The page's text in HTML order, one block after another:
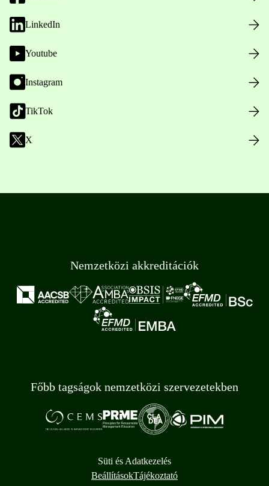
LinkedIn
Youtube
Instagram
TikTok
X
Nemzetközi akkreditációk
Főbb tagságok nemzetközi szervezetekben
Süti és Adatkezelés
BeállításokTájékoztató